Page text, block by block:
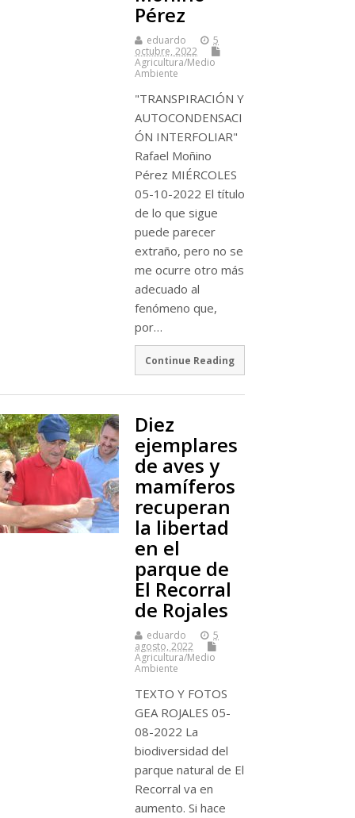
Pérez
eduardo
5
octubre, 2022
Agricultura/Medio
Ambiente
"TRANSPIRACIÓN Y
AUTOCONDENSACI
ÓN INTERFOLIAR"
Rafael Moñino
Pérez MIÉRCOLES
05-10-2022 El título
de lo que sigue
puede parecer
extraño, pero no se
me ocurre otro más
adecuado al
fenómeno que,
por…
Continue Reading
Diez
ejemplares
de aves y
mamíferos
recuperan
la libertad
en el
parque de
El Recorral
de Rojales
eduardo
5
agosto, 2022
Agricultura/Medio
Ambiente
TEXTO Y FOTOS
GEA ROJALES 05-
08-2022 La
biodiversidad del
parque natural de El
Recorral va en
aumento. Si hace